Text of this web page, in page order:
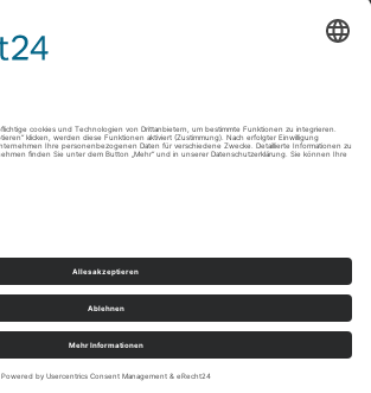
© Oberpfälzer Wald 2026
Erlebnisse